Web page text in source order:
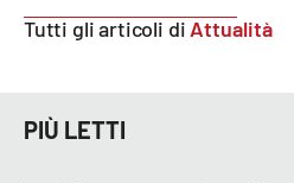
LaC TV
LaC OnAir
Tutti gli articoli di Attualità
PIÙ LETTI